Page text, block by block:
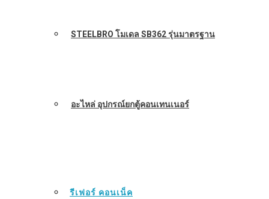
STEELBRO โมเดล SB362 รุ่นมาตรฐาน
อะไหล่ อุปกรณ์ยกตู้คอนเทนเนอร์
รีเฟอร์ คอนเน็ค